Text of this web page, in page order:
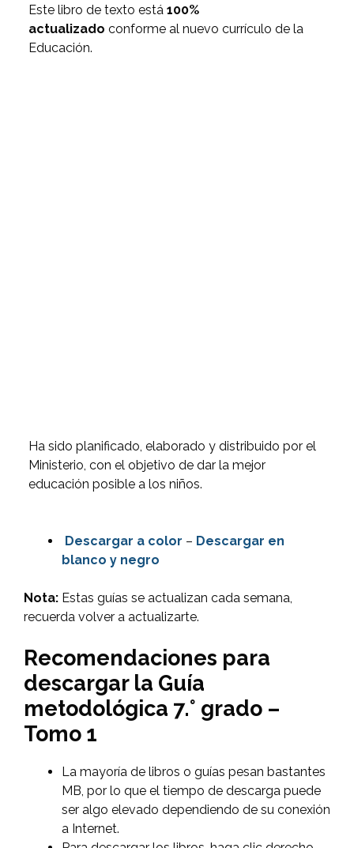
Este libro de texto está 100%
actualizado conforme al nuevo currículo de la
Educación.
Ha sido planificado, elaborado y distribuido por el
Ministerio, con el objetivo de dar la mejor
educación posible a los niños.
Descargar a color – Descargar en
blanco y negro
Nota: Estas guías se actualizan cada semana,
recuerda volver a actualizarte.
Recomendaciones para
descargar la Guía
metodológica 7.° grado –
Tomo 1
La mayoría de libros o guías pesan bastantes
MB, por lo que el tiempo de descarga puede
ser algo elevado dependiendo de su conexión
a Internet.